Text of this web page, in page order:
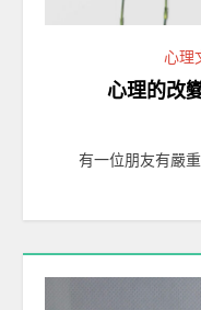
心理
心理的改
有一位朋友有嚴